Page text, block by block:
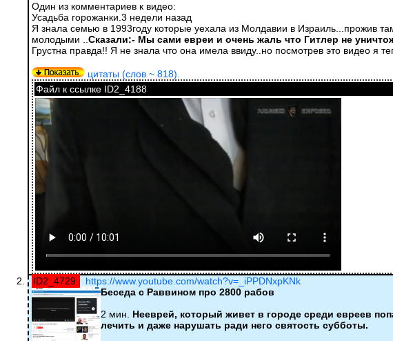
Один из комментариев к видео:
Усадьба горожанки.3 недели назад
Я знала семью в 1993году которые уехала из Молдавии в Израиль...прожив
молодыми ..Сказали:- Мы сами евреи и очень жаль что Гитлер не
Грустна правда!! Я не знала что она имела ввиду..но посмотрев это видео я
цитаты (слов ~ 818).
Файл к ссылке ID2_4188
ID2_4729
https://www.youtube.com/watch?v=_iPPDNxpKNk
Беседа с Раввином про 2800 рабов
2 мин. Нееврей, который живет в городе среди евреев
лечить и даже нарушать ради него святость субботы.